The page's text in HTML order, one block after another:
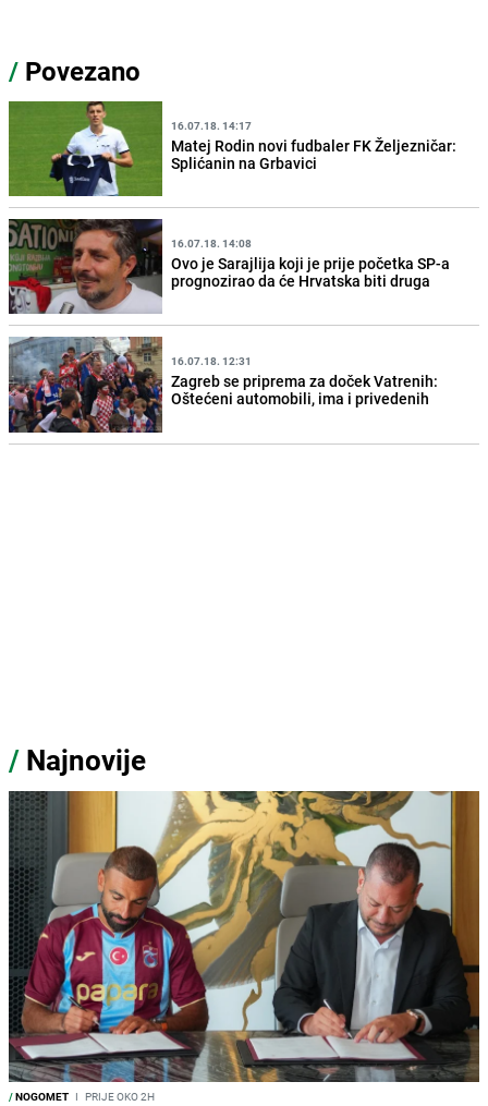
/ Povezano
16.07.18. 14:17
Matej Rodin novi fudbaler FK Željezničar:
Splićanin na Grbavici
16.07.18. 14:08
Ovo je Sarajlija koji je prije početka SP-a
prognozirao da će Hrvatska biti druga
16.07.18. 12:31
Zagreb se priprema za doček Vatrenih:
Oštećeni automobili, ima i privedenih
/ Najnovije
/NOGOMET I PRIJE OKO 2H